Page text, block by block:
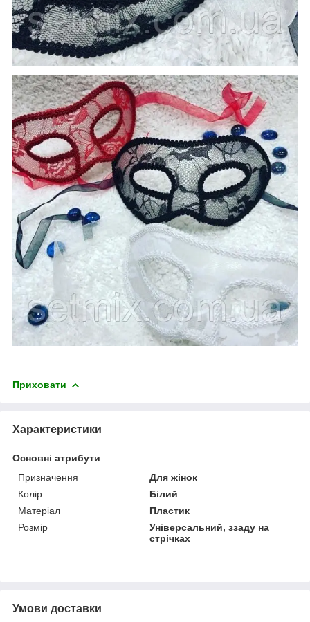
Приховати
Характеристики
Основні атрибути
Призначення
Для жінок
Колір
Білий
Матеріал
Пластик
Розмір
Універсальний, ззаду на
стрічках
Умови доставки